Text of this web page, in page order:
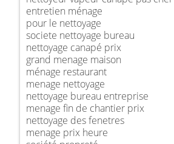
entretien ménage
pour le nettoyage
societe nettoyage bureau
nettoyage canapé prix
grand menage maison
ménage restaurant
menage nettoyage
nettoyage bureau entreprise
menage fin de chantier prix
nettoyage des fenetres
menage prix heure